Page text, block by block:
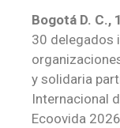
Bogotá D. C.,
30 delegados
y solidaria
Internacional
Ecoovida